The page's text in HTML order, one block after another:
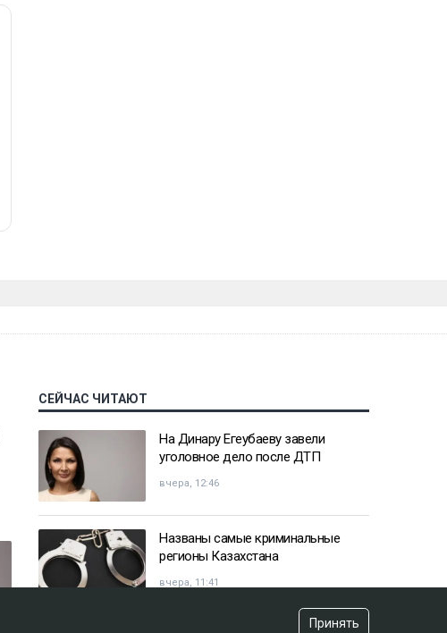
СЕЙЧАС ЧИТАЮТ
На Динару Егеубаеву завели
уголовное дело после ДТП
вчера, 12:46
Названы самые криминальные
регионы Казахстана
вчера, 11:41
Принять